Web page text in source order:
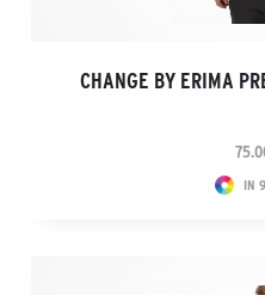
CHANGE BY ERIMA
IN